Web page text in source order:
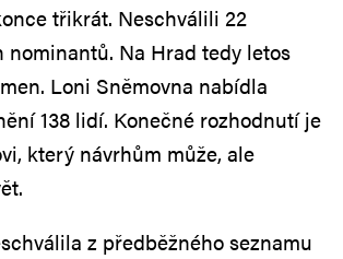
třikrát. Neschválili 22
nominantů. Na Hrad tedy letos
Loni Sněmovna nabídla
138 lidí. Konečné rozhodnutí je
který návrhům může, ale
z předběžného seznamu